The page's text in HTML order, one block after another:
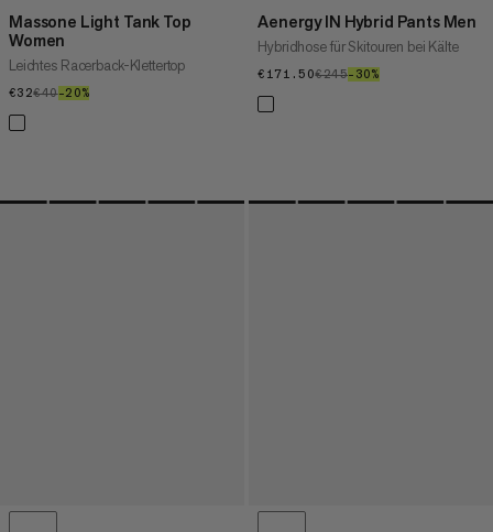
Massone Light Tank Top
Women
Leichtes Racerback-Klettertop
€32€32
€40€40
–20%
Aenergy IN Hybrid Pants Men
Hybridhose für Skitouren bei Kälte
€171.50€171.50
€245€245
–30%